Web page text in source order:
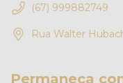
(67) 999882749
Rua Walter
Permaneça